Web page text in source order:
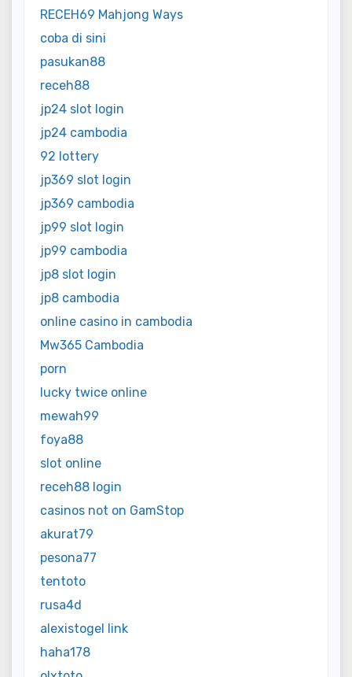
RECEH69 Mahjong Ways
coba di sini
pasukan88
receh88
jp24 slot login
jp24 cambodia
92 lottery
jp369 slot login
jp369 cambodia
jp99 slot login
jp99 cambodia
jp8 slot login
jp8 cambodia
online casino in cambodia
Mw365 Cambodia
porn
lucky twice online
mewah99
foya88
slot online
receh88 login
casinos not on GamStop
akurat79
pesona77
tentoto
rusa4d
alexistogel link
haha178